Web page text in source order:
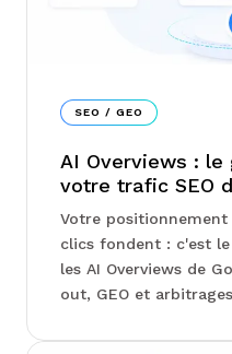
SEO / GEO
AI Overviews :
votre trafic SEO
Votre positionnement
clics fondent : c'est
les AI Overviews de
out, GEO et
Search Console